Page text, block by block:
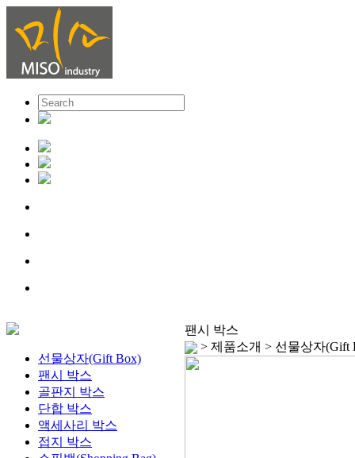
선물상자(Gift Box)
팬시 박스
골판지 박스
단합 박스
액세사리 박스
접지 박스
팬시 박스
> 제품소개 > 선물상자(Gift